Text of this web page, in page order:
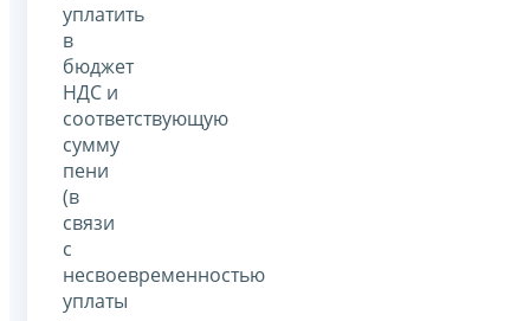
уплатить
в
бюджет
НДС и
соответствующую
сумму
пени
(в
связи
с
несвоевременностью
уплаты